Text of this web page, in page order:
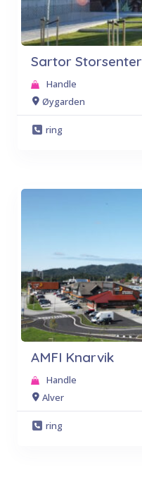
Sartor Storsenter
Handle
Øygarden
ring
AMFI Knarvik
Handle
Alver
ring